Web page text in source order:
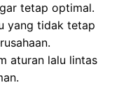
tetap optimal.
yang tidak tetap
aturan lalu lintas